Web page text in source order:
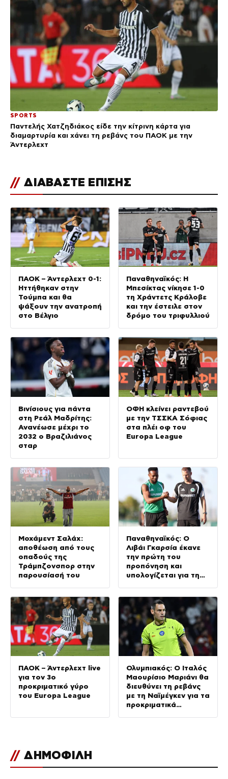
SPORTS
Παντελής Χατζηδιάκος είδε την κίτρινη κάρτα για
διαμαρτυρία και χάνει τη ρεβάνς του ΠΑΟΚ με την
Άντερλεχτ
// ΔΙΑΒΑΣΤΕ ΕΠΙΣΗΣ
ΠΑΟΚ – Άντερλεχτ 0-1:
Ηττήθηκαν στην
Τούμπα και θα
ψάξουν την ανατροπή
στο Βέλγιο
Παναθηναϊκός: Η
Μπεσίκτας νίκησε 1-0
τη Χράντετς Κράλοβε
και την έστειλε στον
δρόμο του τριφυλλιού
Βινίσιους για πάντα
στη Ρεάλ Μαδρίτης:
Ανανέωσε μέχρι το
2032 ο Βραζιλιάνος
σταρ
ΟΦΗ κλείνει ραντεβού
με την ΤΣΣΚΑ Σόφιας
στα πλέι οφ του
Europa League
Μοχάμεντ Σαλάχ:
αποθέωση από τους
οπαδούς της
Τράμπζονσπορ στην
παρουσίασή του
Παναθηναϊκός: Ο
Λιβάι Γκαρσία έκανε
την πρώτη του
προπόνηση και
υπολογίζεται για τη
ΠΑΟΚ – Άντερλεχτ live
για τον 3ο
προκριματικό γύρο
του Europa League
Ολυμπιακός: Ο Ιταλός
Μαουρίσιο Μαριάνι θα
διευθύνει τη ρεβάνς
με τη Ναϊμέγκεν για τα
προκριματικά
// ΔΗΜΟΦΙΛΗ